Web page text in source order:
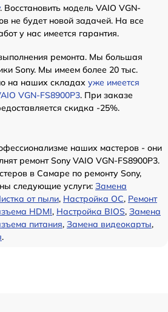
. Восстановить модель VAIO VGN-
не будет новой задачей. На все
у нас имеется гарантия.
ремонта. Мы большая
Sony. Мы имеем более 20 тыс.
на наших складах уже имеется
VGN-FS8900P3. При заказе
скидка -25%.
наших мастеров - они
ремонт Sony VAIO VGN-FS8900P3.
в Самаре по ремонту Sony,
следующие услуги: Замена
от пыли, Настройка ОС, Ремонт
HDMI, Настройка BIOS, Замена
питания, Замена видеокарты,
.